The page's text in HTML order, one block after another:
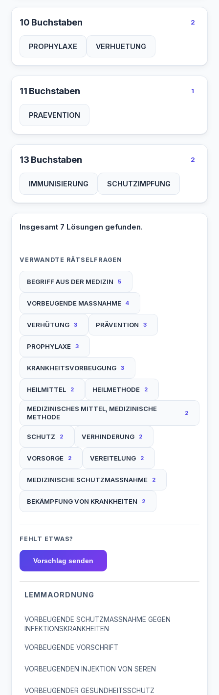
10 Buchstaben 2
PROPHYLAXE VERHUETUNG
11 Buchstaben 1
PRAEVENTION
13 Buchstaben 2
IMMUNISIERUNG SCHUTZIMPFUNG
Insgesamt 7 Lösungen gefunden.
VERWANDTE RÄTSELFRAGEN
BEGRIFF AUS DER MEDIZIN 5
VORBEUGENDE MASSNAHME 4
VERHÜTUNG 3 PRÄVENTION 3
PROPHYLAXE 3
KRANKHEITSVORBEUGUNG 3
HEILMITTEL 2 HEILMETHODE 2
MEDIZINISCHES MITTEL, MEDIZINISCHE
METHODE
2
SCHUTZ 2 VERHINDERUNG 2
VORSORGE 2 VEREITELUNG 2
MEDIZINISCHE SCHUTZMASSNAHME 2
BEKÄMPFUNG VON KRANKHEITEN 2
FEHLT ETWAS?
Vorschlag senden
LEMMAORDNUNG
VORBEUGENDE SCHUTZMASSNAHME GEGEN
INFEKTIONSKRANKHEITEN
VORBEUGENDE VORSCHRIFT
VORBEUGENDEN INJEKTION VON SEREN
VORBEUGENDER GESUNDHEITSSCHUTZ